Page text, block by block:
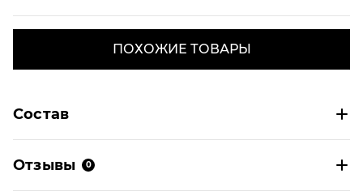
ПОХОЖИЕ ТОВАРЫ
Состав
Отзывы 0